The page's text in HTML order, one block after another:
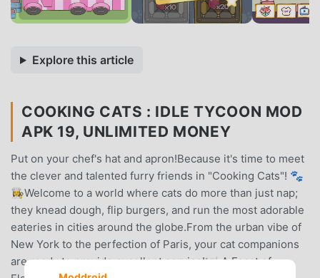
Explore this article
COOKING CATS : IDLE TYCOON MOD
APK 19, UNLIMITED MONEY
Put on your chef's hat and apron!Because it's time to meet
the clever and talented furry friends in "Cooking Cats"! 🐾
👩‍🍳Welcome to a world where cats do more than just nap;
they knead dough, flip burgers, and run the most adorable
eateries in cities around the globe.From the urban vibe of
New York to the perfection of Paris, your cat companions
are ready to provide excellent service!🍽️ A Feast of